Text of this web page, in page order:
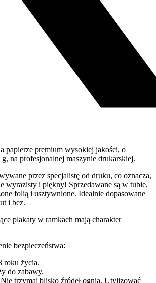
papierze premium wysokiej jakości, o
na profesjonalnej maszynie drukarskiej.
przez specjalistę od druku, co oznacza,
wyrazisty i piękny! Sprzedawane są w tubie,
folią i usztywnione. Idealnie dopasowane
i bez.
plakaty w ramkach mają charakter
bezpieczeństwa:
roku życia.
do zabawy.
trzymaj blisko źródeł ognia. Utylizować